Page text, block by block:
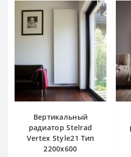
Вертикальный
радиатор Stelrad
Vertex Style21 Тип
2200х600